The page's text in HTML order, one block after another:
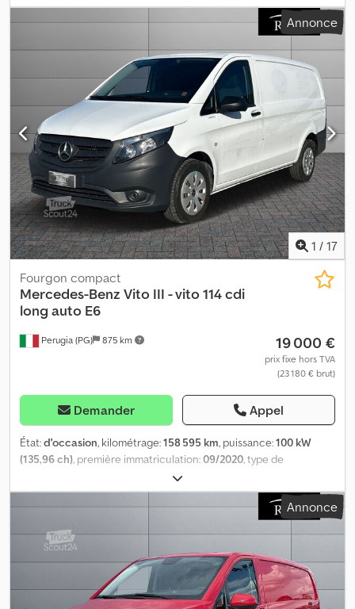
d'engrenage:automatique, classe d'émission:Euro 6, suspension:
acier, nombre de sièges:3, Équipement:climatisation, direction
élément contractuel. Dwedpfx Asxdtp Rjqroa
Annonce
1 / 17
Perugia (PG) 875 km
Fourgon compact
Mercedes-Benz Vito III - vito 114 cdi
long auto E6
19 000 €
prix fixe hors TVA
(23 180 € brut)
Demander Appel
État:d'occasion, kilométrage:158 595 km, puissance:100 kW
(135,96 ch), première immatriculation:09/2020, type de
, poids maximal de charge:
d'essieux:4x2, couleur:blanc, type d'engrenage:automatique,
classe d'émission:Euro 6, suspension:acier, nombre de sièges:3,
constituent pas un élément contractuel. Dwedpfx Aqjxlu Rlerja
Annonce